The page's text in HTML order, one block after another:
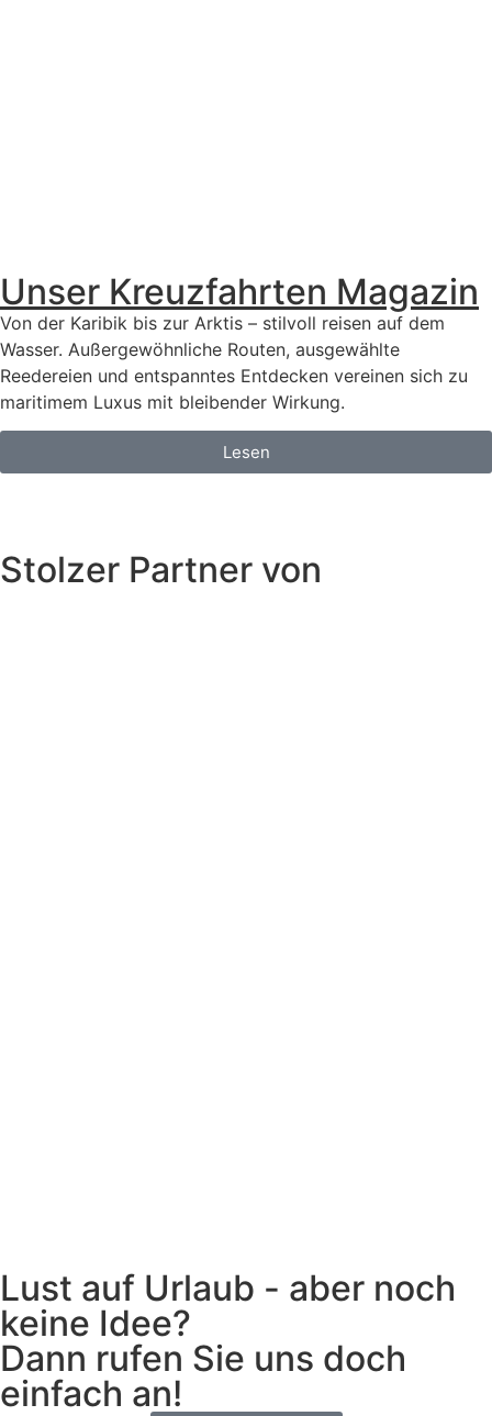
Unser Kreuzfahrten Magazin
Von der Karibik bis zur Arktis – stilvoll reisen auf dem
Wasser. Außergewöhnliche Routen, ausgewählte
Reedereien und entspanntes Entdecken vereinen sich zu
maritimem Luxus mit bleibender Wirkung.
Lesen
Stolzer Partner von
Lust auf Urlaub - aber noch
keine Idee?
Dann rufen Sie uns doch
einfach an!